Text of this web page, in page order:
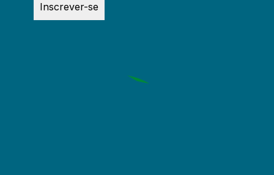
Inscrever-se